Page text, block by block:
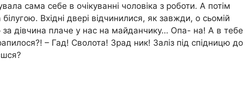
сама себе в очікуванні чоловіка з роботи. А потім
білугою. Вхідні двері відчинилися, як завжди, о сьомій
за дівчина плаче у нас на майданчику… Опа- на! А в тебе
– Гад! Сволота! Зрад ник! Заліз під спідницю до